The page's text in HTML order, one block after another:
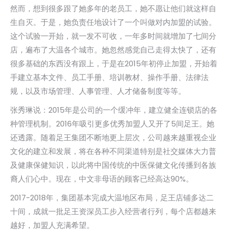
然而，想到很多跟了她多年的老员工，她不愿让他们就这样自
生自灭。于是，她负责任地设计了一个叫做对内加盟的试验。
这个试验一开始，就一发不可收，一年多时间就增加了七间分
店，遍布了大温各个城市。她忽然感觉自己走得太快了，还有
很多基础的东西没有跟上，于是在2015年初停止加盟，开始着
手建立基本文件、员工手册、培训教材、操作手册、法律法
规，以及市场管理、人事管理、人才储备制度等等。
张秀琳说：2015年是公司的一个缓冲年，建立健全连锁店的各
种管理机制。2016年吸引更多优秀加盟人又开了5间足王。她
还透露。随着足王集团不断地更上层次，公司越来越重视企业
文化的建立和发展，将在各种不同渠道特别是社交媒体大力普
及健康保健知识，以此将中国传统的中医保健文化传播到各族
裔人们心中。现在，中文非母语的顾客已经高达90%。
2017-2018年，集团基本完成大温地区布局，足王店铺多达二
十间，成就一批足王资深员工步入经营者行列，每个店都越来
越好，加盟人充满希望。